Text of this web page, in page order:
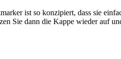
ist so konzipiert, dass sie
Sie dann die Kappe wieder auf